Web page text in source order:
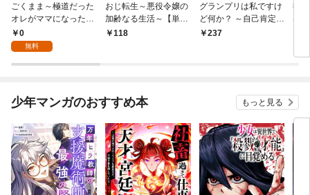
ごくまま～極道だった
オレがママになった話
～【単話】（１）
0
無料
おじ転生～悪役令嬢の
加齢なる生活～【単
話】（１）
118
グランプリは私ですけ
ど何か？ ～自己肯定モ
ンスターのミスコン無
237
後
は
少年マンガのおすすめ本 もっと見る